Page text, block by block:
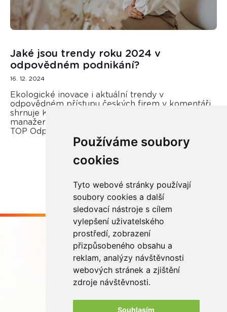
Používáme soubory
cookies
Tyto webové stránky používají
soubory cookies a další
sledovací nástroje s cílem
vylepšení uživatelského
prostředí, zobrazení
přizpůsobeného obsahu a
reklam, analýzy návštěvnosti
webových stránek a zjištění
zdroje návštěvnosti.
Souhlasím
Jaké jsou trendy roku 2024 v
odpovědném podnikání?
16. 12. 2024
Ekologické inovace i aktuální trendy v
odpovědném přístupu českých firem v komentáři
shrnuje Kateřina Opletal Průchová, regionální
manažerka REMA Systém a porotkyně soutěže
TOP Odpovědná firma.
Buďme ve spojení